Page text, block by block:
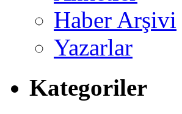
Haber Arşivi
Yazarlar
Kategoriler